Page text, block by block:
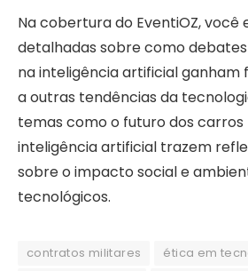
Na cobertura do EventiOZ,
detalhadas sobre como
na inteligência artificial ganham
a outras tendências da
temas como o futuro dos
inteligência artificial trazem
sobre o impacto social e
tecnológicos.
contratos militares
ética em